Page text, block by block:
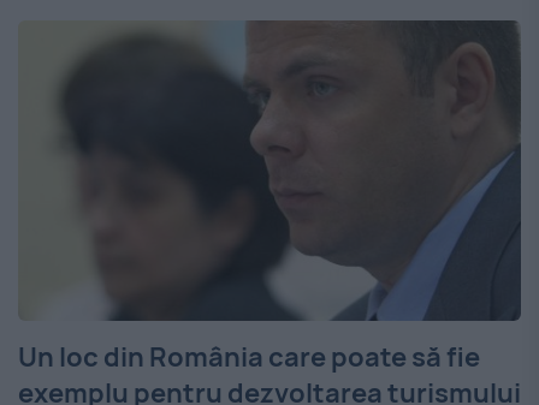
Un loc din România care poate să fie
exemplu pentru dezvoltarea turismului